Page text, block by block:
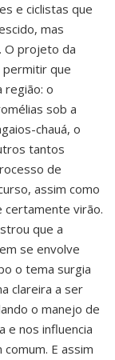
e ciclistas que
mas
O projeto da
permitir que
região: o
sob a
chauá, o
tantos
de
assim como
virão.
que a
se envolve
o tema surgia
clareira a ser
o manejo de
e nos influencia
E assim